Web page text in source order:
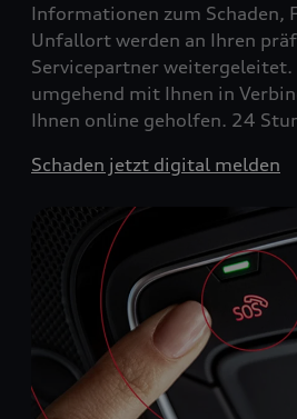
Informationen zum Schaden,
Unfallort werden an Ihren
Servicepartner weitergeleitet.
umgehend mit Ihnen in
Ihnen online geholfen. 24
Schaden jetzt digital melden